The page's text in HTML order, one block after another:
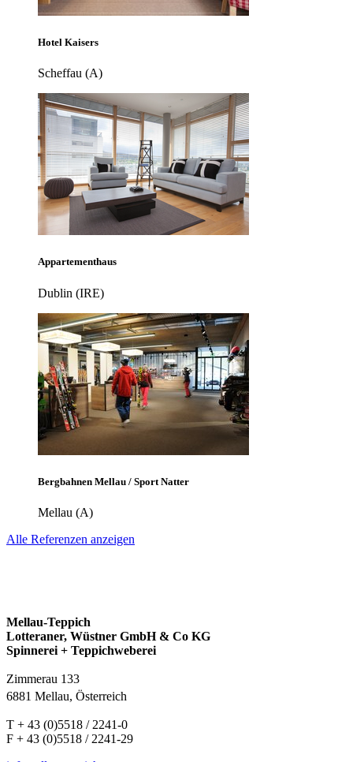
Hotel Kaisers
Scheffau (A)
Appartementhaus
Dublin (IRE)
Bergbahnen Mellau / Sport Natter
Mellau (A)
Alle Referenzen anzeigen
Mellau-Teppich
Lotteraner, Wüstner GmbH & Co KG
Spinnerei + Teppichweberei
Zimmerau 133
6881 Mellau, Österreich
T + 43 (0)5518 / 2241-0
F + 43 (0)5518 / 2241-29